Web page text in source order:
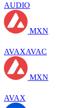
AUDIO
MXN
AVAXAVAC
MXN
AVAX